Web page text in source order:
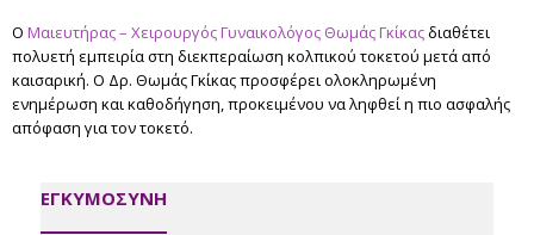
Ο Μαιευτήρας – Χειρουργός Γυναικολόγος Θωμάς Γκίκαςδιαθέτει
πολυετή εμπειρία στη διεκπεραίωση κολπικού τοκετού μετά από
καισαρική. Ο Δρ. Θωμάς Γκίκας προσφέρει ολοκληρωμένη
ενημέρωση και καθοδήγηση, προκειμένου να ληφθεί η πιο ασφαλής
απόφαση για τον τοκετό.
ΕΓΚΥΜΟΣΥΝΗ